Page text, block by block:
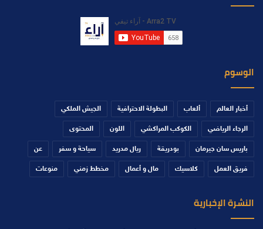
الوسوم
أخبار العالم ألعاب البطولة الاحترافية الجيش الملكي
الرجاء الرياضي الكوكب المراكشي اللون المحتوى
باريس سان جيرمان بودريقة ريال مدريد سياحة و سفر عن
فريق العمل كلاسيك مال و أعمال مخطط زمني منوعات
النشرة الإخبارية